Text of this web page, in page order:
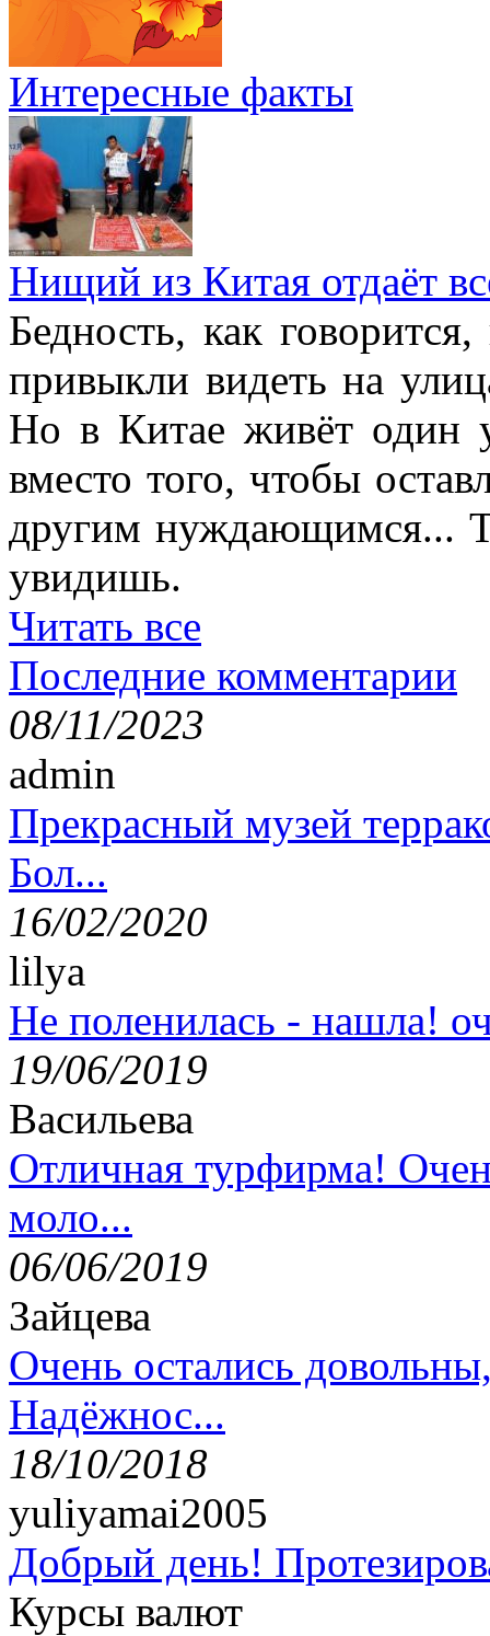
Интересные факты
Нищий из Китая отдаёт
Бедность, как
привыкли видеть на
Но в Китае живёт один
вместо того, чтобы
другим нуждающимся...
увидишь.
Читать все
Последние комментарии
08/11/2023
admin
Прекрасный музей
Бол...
16/02/2020
lilya
Не поленилась - нашла!
19/06/2019
Васильева
Отличная турфирма!
моло...
06/06/2019
Зайцева
Очень остались
Надёжнос...
18/10/2018
yuliyamai2005
Добрый день!
Курсы валют